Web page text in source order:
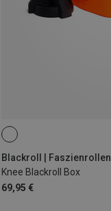
Blackroll | Faszienrollen
Knee Blackroll Box
69,95 €